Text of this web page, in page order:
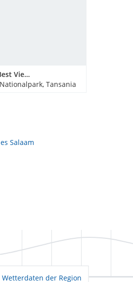
Manyara Best View Lodge
Tansania
Salaam
der Region